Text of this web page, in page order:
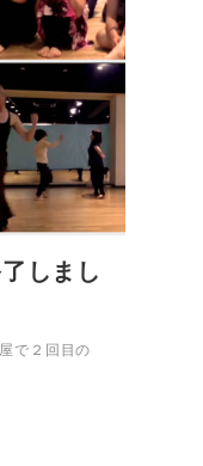
しまし
で２回目の